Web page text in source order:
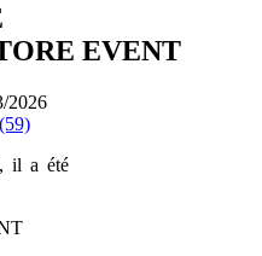
EVENT
2026
il a été